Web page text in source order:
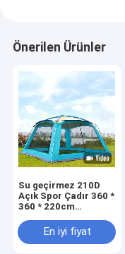
Önerilen Ürünler
Su geçirmez 210D
Açık Spor Çadır 360 *
360 * 220cm
Çadır AilesiEn iyi fiyat